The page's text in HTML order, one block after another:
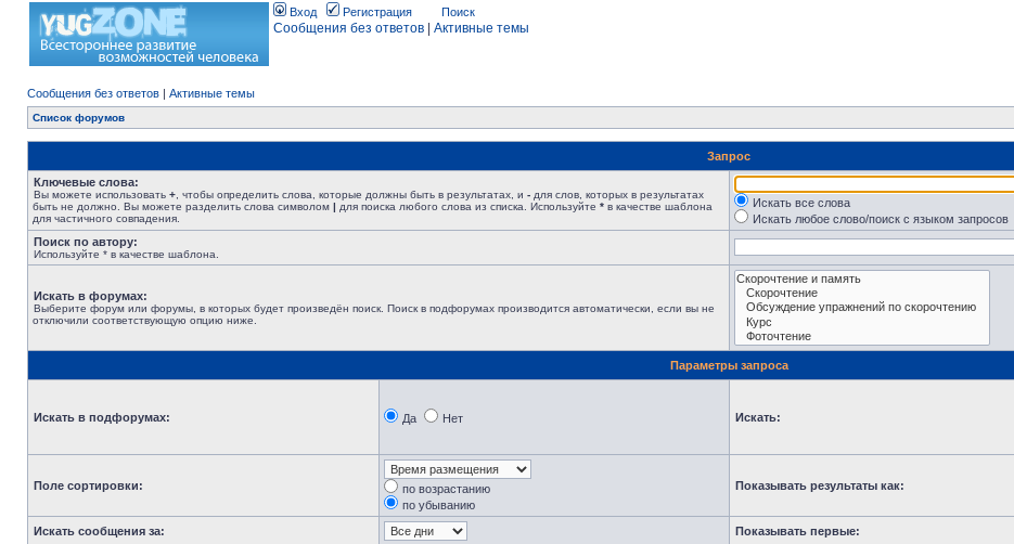
Вход Регистрация Поиск
Сообщения без ответов Активные темы
Сообщения без ответов | Активные темы
Список форумов
Запрос
Ключевые слова:
Вы можете использовать + , чтобы определить слова, которые должны быть в результатах, и - для слов, которых в результатах
быть не должно. Вы можете разделить слова символом | для поиска любого слова из списка. Используйте * в качестве шаблона
для частичного совпадения.
Искать все слова
Искать любое слово/поиск с языком запросов
Поиск по автору:
Используйте * в качестве шаблона.
Искать в форумах:
Выберите форум или форумы, в которых будет произведён поиск. Поиск в подфорумах производится автоматически, если вы не
отключили соответствующую опцию ниже.
Параметры запроса
Искать в подфорумах: Да Нет Искать:
Поле сортировки:
по возрастанию
по убыванию
Показывать результаты как:
Искать сообщения за: Показывать первые: